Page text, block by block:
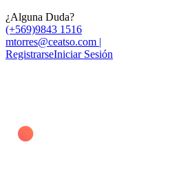
¿Alguna Duda?
(+569)9843 1516
mtorres@ceatso.com |
RegistrarseIniciar Sesión